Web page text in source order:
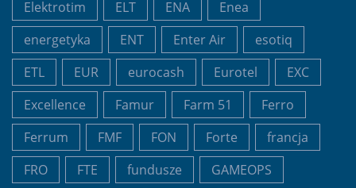
Elektrotim
ELT ENA
Enea
energetyka
ENT Enter Air
esotiq
ETL
EUR eurocash Eurotel
EXC
Excellence
Famur Farm 51
Ferro
Ferrum
FMF FON Forte
francja
FRO
FTE fundusze
GAMEOPS